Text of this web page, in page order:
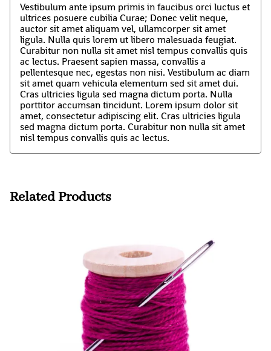
Vestibulum ante ipsum primis in faucibus orci luctus et
ultrices posuere cubilia Curae; Donec velit neque,
auctor sit amet aliquam vel, ullamcorper sit amet
ligula. Nulla quis lorem ut libero malesuada feugiat.
Curabitur non nulla sit amet nisl tempus convallis quis
ac lectus. Praesent sapien massa, convallis a
pellentesque nec, egestas non nisi. Vestibulum ac diam
sit amet quam vehicula elementum sed sit amet dui.
Cras ultricies ligula sed magna dictum porta. Nulla
porttitor accumsan tincidunt. Lorem ipsum dolor sit
amet, consectetur adipiscing elit. Cras ultricies ligula
sed magna dictum porta. Curabitur non nulla sit amet
nisl tempus convallis quis ac lectus.
Related Products